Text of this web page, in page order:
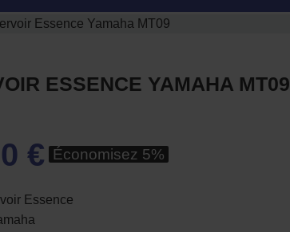
Essence Yamaha MT09
ESSENCE YAMAHA MT09
€ Économisez 5%
Essence